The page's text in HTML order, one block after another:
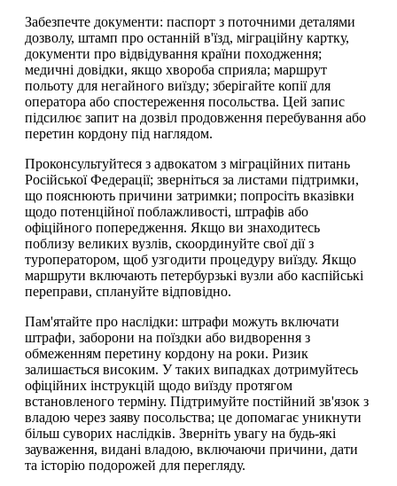
Забезпечте документи: паспорт з поточними деталями
дозволу, штамп про останній в'їзд, міграційну картку,
документи про відвідування країни походження;
медичні довідки, якщо хвороба сприяла; маршрут
польоту для негайного виїзду; зберігайте копії для
оператора або спостереження посольства. Цей запис
підсилює запит на дозвіл продовження перебування або
перетин кордону під наглядом.
Проконсультуйтеся з адвокатом з міграційних питань
Російської Федерації; зверніться за листами підтримки,
що пояснюють причини затримки; попросіть вказівки
щодо потенційної поблажливості, штрафів або
офіційного попередження. Якщо ви знаходитесь
поблизу великих вузлів, скоординуйте свої дії з
туроператором, щоб узгодити процедуру виїзду. Якщо
маршрути включають петербурзькі вузли або каспійські
переправи, сплануйте відповідно.
Пам'ятайте про наслідки: штрафи можуть включати
штрафи, заборони на поїздки або видворення з
обмеженням перетину кордону на роки. Ризик
залишається високим. У таких випадках дотримуйтесь
офіційних інструкцій щодо виїзду протягом
встановленого терміну. Підтримуйте постійний зв'язок з
владою через заяву посольства; це допомагає уникнути
більш суворих наслідків. Зверніть увагу на будь-які
зауваження, видані владою, включаючи причини, дати
та історію подорожей для перегляду.